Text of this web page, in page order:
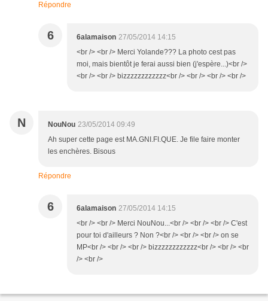
Répondre
6 6alamaison 27/05/2014 14:15
<br /> <br /> Merci Yolande??? La photo cest pas
moi, mais bientôt je ferai aussi bien (j'espère...)<br />
<br /> <br /> bizzzzzzzzzzzz<br /> <br /> <br /> <br />
N NouNou 23/05/2014 09:49
Ah super cette page est MA.GNI.FI.QUE. Je file faire monter
les enchères. Bisous
Répondre
6 6alamaison 27/05/2014 14:15
<br /> <br /> Merci NouNou...<br /> <br /> <br /> C'est
pour toi d'ailleurs ? Non ?<br /> <br /> <br /> on se
MP<br /> <br /> <br /> bizzzzzzzzzzzz<br /> <br /> <br
/> <br />